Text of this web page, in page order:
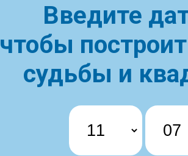
Введите
чтобы
судьбы и